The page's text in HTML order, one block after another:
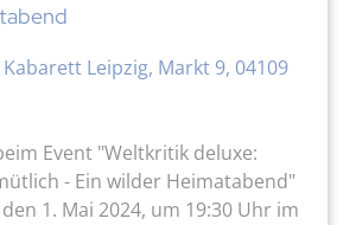
Leipzig, Markt 9, 04109
Event "Weltkritik deluxe:
- Ein wilder Heimatabend"
1. Mai 2024, um 19:30 Uhr im